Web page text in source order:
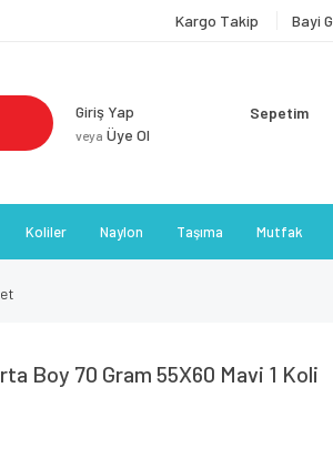
Kargo Takip Bayi
Giriş Yap
veya Üye Ol
Sepetim
Koliler Naylon Taşıma Mutfak
Boy 70 Gram 55X60 Mavi 1 Koli